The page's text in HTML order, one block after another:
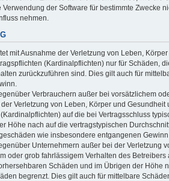
der Software für bestimmte Zwecke
nehmen.
mit Ausnahme der Verletzung von Leben,
(Kardinalpflichten) nur für Schäden,
zurückzuführen sind. Dies gilt auch für
Verbrauchern außer bei vorsätzlichem
Verletzung von Leben, Körper und
auf die bei Vertragsschluss
Höhe nach auf die vertragstypischen
wie insbesondere entgangenen
Unternehmern außer bei der Verletzung
oder grob fahrlässigem Verhalten des Betreibers
Schäden und im Übrigen der Höhe
begrenzt. Dies gilt auch für mittelbare